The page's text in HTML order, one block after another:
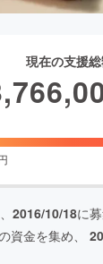
現在の支援
2016/10/18に
資金を集め、